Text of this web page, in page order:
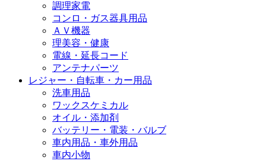
調理家電
コンロ・ガス器具用品
ＡＶ機器
理美容・健康
電線・延長コード
アンテナパーツ
レジャー・自転車・カー用品
洗車用品
ワックスケミカル
オイル・添加剤
バッテリー・電装・バルブ
車内用品・車外用品
車内小物